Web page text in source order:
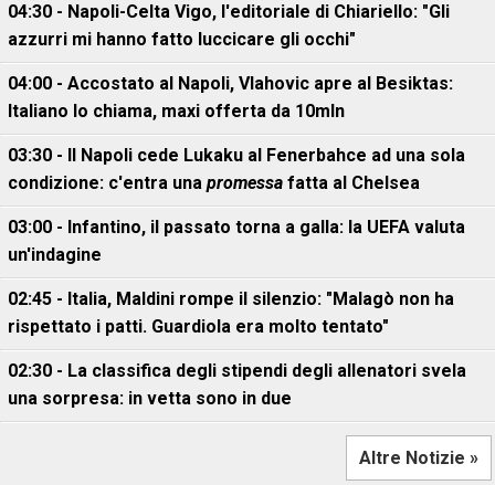
04:30 - Napoli-Celta Vigo, l'editoriale di Chiariello: "Gli
azzurri mi hanno fatto luccicare gli occhi"
04:00 - Accostato al Napoli, Vlahovic apre al Besiktas:
Italiano lo chiama, maxi offerta da 10mln
03:30 - Il Napoli cede Lukaku al Fenerbahce ad una sola
condizione: c'entra una promessa fatta al Chelsea
03:00 - Infantino, il passato torna a galla: la UEFA valuta
un'indagine
02:45 - Italia, Maldini rompe il silenzio: "Malagò non ha
rispettato i patti. Guardiola era molto tentato"
02:30 - La classifica degli stipendi degli allenatori svela
una sorpresa: in vetta sono in due
Altre Notizie »